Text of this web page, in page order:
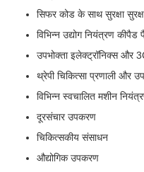
सिफर कोड के साथ सुरक्षा
विभिन्न उद्योग नियंत्रण कीपैड
उपभोक्ता इलेक्ट्रॉनिक्स और
थ्रेपी चिकित्सा प्रणाली और
विभिन्न स्वचालित मशीन
दूरसंचार उपकरण
चिकित्सकीय संसाधन
औद्योगिक उपकरण